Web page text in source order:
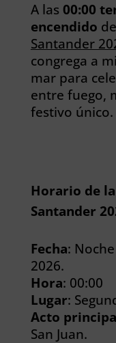
A las 00:00
encendido
Santander
congrega a
mar para
entre fuego,
festivo único.
Horario de la
Santander
Fecha:
2026.
Hora: 00:00
Lugar:
Acto
San Juan.